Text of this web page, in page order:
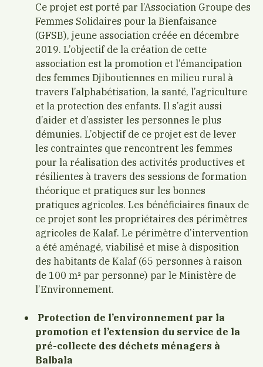
Ce projet est porté par l’Association Groupe des
Femmes Solidaires pour la Bienfaisance
(GFSB), jeune association créée en décembre
2019. L’objectif de la création de cette
association est la promotion et l’émancipation
des femmes Djiboutiennes en milieu rural à
travers l’alphabétisation, la santé, l’agriculture
et la protection des enfants. Il s’agit aussi
d’aider et d’assister les personnes le plus
démunies. L’objectif de ce projet est de lever
les contraintes que rencontrent les femmes
pour la réalisation des activités productives et
résilientes à travers des sessions de formation
théorique et pratiques sur les bonnes
pratiques agricoles. Les bénéficiaires finaux de
ce projet sont les propriétaires des périmètres
agricoles de Kalaf. Le périmètre d’intervention
a été aménagé, viabilisé et mise à disposition
des habitants de Kalaf (65 personnes à raison
de 100 m² par personne) par le Ministère de
l’Environnement.
Protection de l’environnement par la
promotion et l’extension du service de la
pré-collecte des déchets ménagers à
Balbala